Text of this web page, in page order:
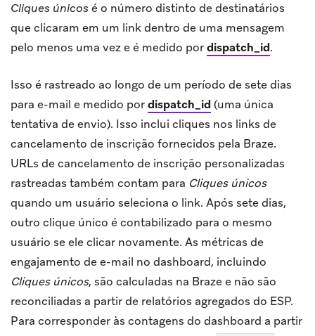
Cliques únicosé o número distinto de destinatários
que clicaram em um link dentro de uma mensagem
pelo menos uma vez e é medido pordispatch_id.
Isso é rastreado ao longo de um período de sete dias
para e-mail e medido pordispatch_id (uma única
tentativa de envio). Isso inclui cliques nos links de
cancelamento de inscrição fornecidos pela Braze.
URLs de cancelamento de inscrição personalizadas
rastreadas também contam para Cliques únicos
quando um usuário seleciona o link. Após sete dias,
outro clique único é contabilizado para o mesmo
usuário se ele clicar novamente. As métricas de
engajamento de e-mail no dashboard, incluindo
Cliques únicos, são calculadas na Braze e não são
reconciliadas a partir de relatórios agregados do ESP.
Para corresponder às contagens do dashboard a partir